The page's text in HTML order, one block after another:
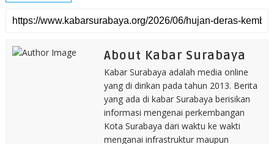
About Kabar Surabaya
Kabar Surabaya adalah media online
yang di dirikan pada tahun 2013. Berita
yang ada di kabar Surabaya berisikan
informasi mengenai perkembangan
Kota Surabaya dari waktu ke wakti
menganai infrastruktur maupun